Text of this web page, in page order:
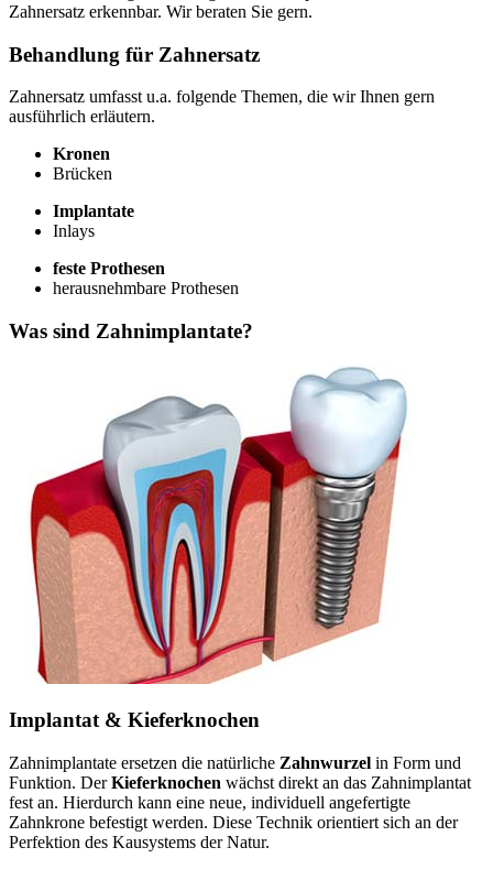
Zahnersatz erkennbar. Wir beraten Sie gern.
Behandlung für Zahnersatz
Zahnersatz umfasst u.a. folgende Themen, die wir Ihnen gern
ausführlich erläutern.
Kronen
Brücken
Implantate
Inlays
feste Prothesen
herausnehmbare Prothesen
Was sind Zahnimplantate?
Implantat & Kieferknochen
Zahnimplantate ersetzen die natürliche Zahnwurzel in Form und
Funktion. DerKieferknochen wächst direkt an das Zahnimplantat
fest an. Hierdurch kann eine neue, individuell angefertigte
Zahnkrone befestigt werden. Diese Technik orientiert sich an der
Perfektion des Kausystems der Natur.